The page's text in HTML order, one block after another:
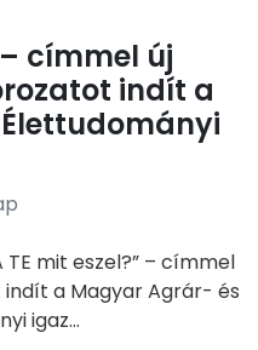
– címmel új
indít a
TE mit eszel?” – címmel
a Magyar Agrár- és
igaz...